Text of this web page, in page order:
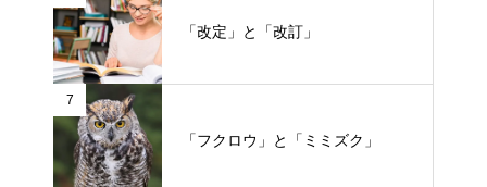
「改定」と「改訂」
7
「フクロウ」と「ミミズク」